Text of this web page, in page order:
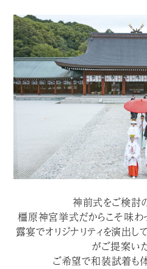
神前式をご検討
橿原神宮挙式だからこそ味わ
露宴でオリジナリティを演出し
がご提案い
ご希望で和装試着も